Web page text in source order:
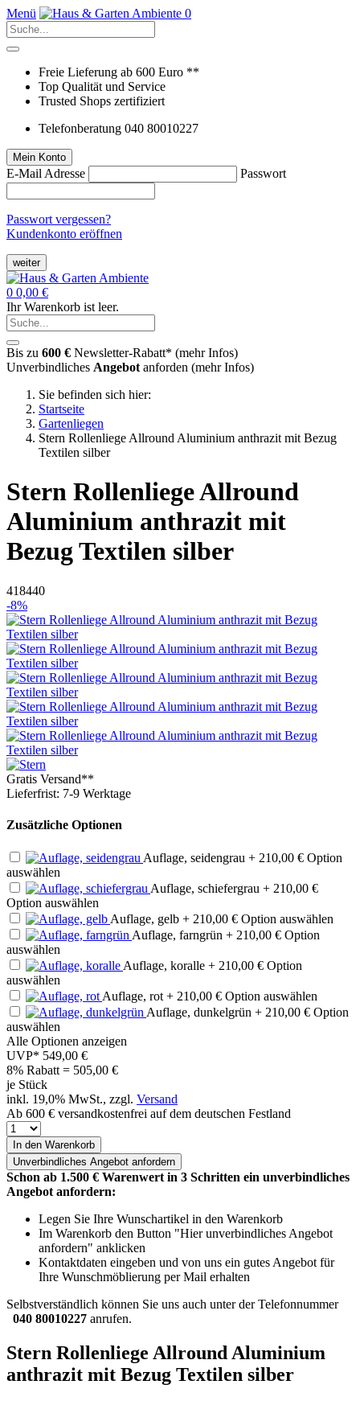
Menü 0
Freie Lieferung ab 600 Euro **
Top Qualität und Service
Trusted Shops zertifiziert
Telefonberatung 040 80010227
Mein Konto
E-Mail Adresse Passwort
Passwort vergessen?
Kundenkonto eröffnen
weiter
0 0,00 €
Ihr Warenkorb ist leer.
Bis zu 600 € Newsletter-Rabatt* (mehr Infos)
Unverbindliches Angebot anforden (mehr Infos)
Sie befinden sich hier:
Startseite
Gartenliegen
Stern Rollenliege Allround Aluminium anthrazit mit Bezug
Textilen silber
Stern Rollenliege Allround
Aluminium anthrazit mit
Bezug Textilen silber
418440
-8%
Gratis Versand**
Lieferfrist: 7-9 Werktage
Zusätzliche Optionen
Auflage, seidengrau + 210,00 € Option
auswählen
Auflage, schiefergrau + 210,00 €
Option auswählen
Auflage, gelb + 210,00 € Option auswählen
Auflage, farngrün + 210,00 € Option
auswählen
Auflage, koralle + 210,00 € Option
auswählen
Auflage, rot + 210,00 € Option auswählen
Auflage, dunkelgrün + 210,00 € Option
auswählen
Alle Optionen anzeigen
UVP* 549,00 €
8% Rabatt = 505,00 €
je Stück
inkl. 19,0% MwSt., zzgl. Versand
Ab 600 € versandkostenfrei auf dem deutschen Festland
In den Warenkorb
Unverbindliches Angebot anfordern
Schon ab 1.500 € Warenwert in 3 Schritten ein unverbindliches
Angebot anfordern:
Legen Sie Ihre Wunschartikel in den Warenkorb
Im Warenkorb den Button "Hier unverbindliches Angebot
anfordern" anklicken
Kontaktdaten eingeben und von uns ein gutes Angebot für
Ihre Wunschmöblierung per Mail erhalten
Selbstverständlich können Sie uns auch unter der Telefonnummer
040 80010227 anrufen.
Stern Rollenliege Allround Aluminium
anthrazit mit Bezug Textilen silber